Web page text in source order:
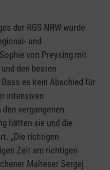
der RGS NRW wurde
und
von Preysing mit
den besten
es kein Abschied für
intensiven
vergangenen
hätten sie und die
„Die richtigen
Zeit am richtigen
Malteser Sergej